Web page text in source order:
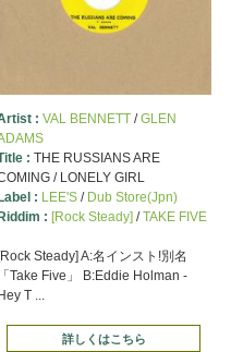
: VAL BENNETT/GLEN
: THE RUSSIANS ARE
/ LONELY GIRL
: LEE'S/ Dub Store(Jpn)
: [Rock Steady]/TAKE FIVE
Steady] A:名インスト!別名
「Take Five」 B:Eddie Holman -
T ...
詳しくはこちら